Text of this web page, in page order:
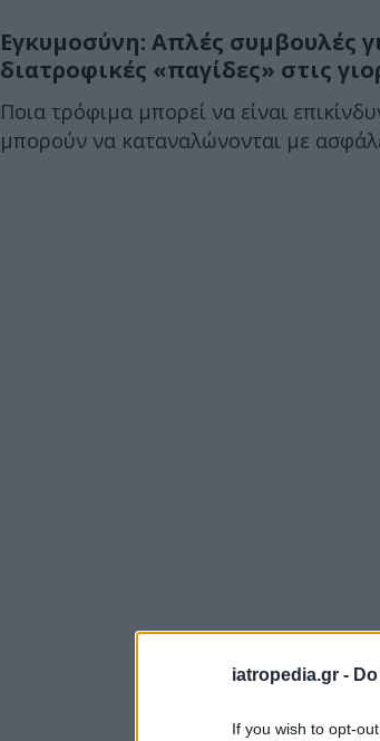
iatropedia.gr -
If you wish to opt-
Εγκυμοσύνη: Απλές συμβουλές
διατροφικές «παγίδες» στις
Ποια τρόφιμα μπορεί να είναι
μπορούν να καταναλώνονται με